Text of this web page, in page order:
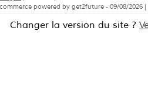
powered by get2future - 09/08/2026 |
Changer la version du site ?